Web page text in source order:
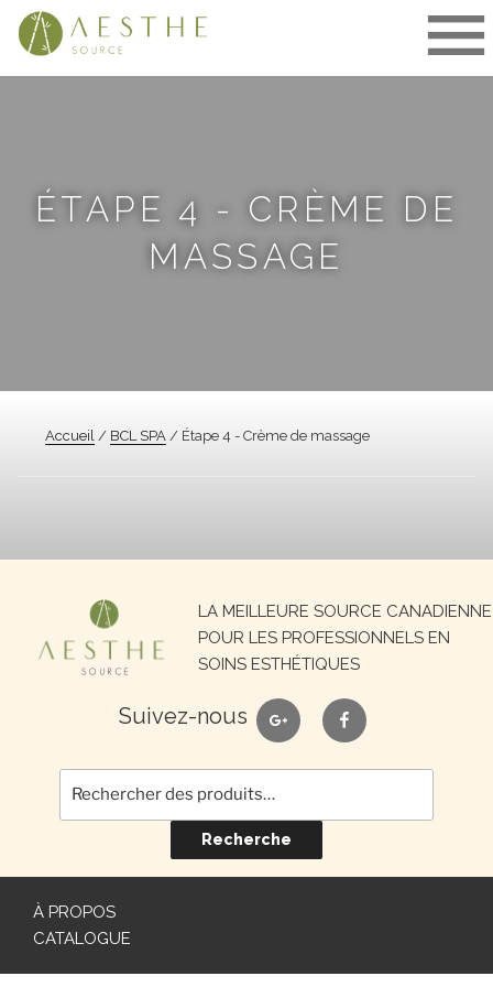
Aller
ÉTAPE 4 - CRÈME DE
MASSAGE
Accueil / BCL SPA / Étape 4 - Crème de massage
LA MEILLEURE SOURCE CANADIENNE
POUR LES PROFESSIONNELS EN
SOINS ESTHÉTIQUES
Suivez-nous google facebook
Recherche
pour :
Recherche
À PROPOS
CATALOGUE